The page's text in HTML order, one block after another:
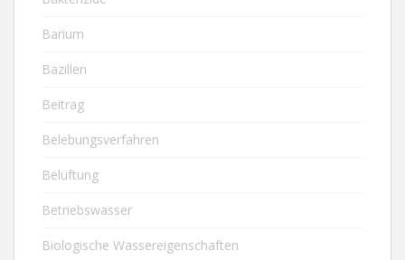
Barium
Bazillen
Beitrag
Belebungsverfahren
Belüftung
Betriebswasser
Biologische Wassereigenschaften